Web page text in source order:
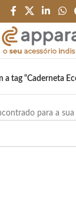
a tag “Caderneta
para a sua